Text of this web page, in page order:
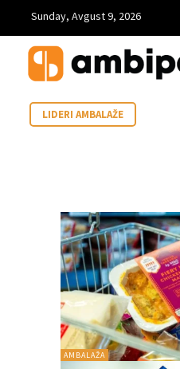
Sunday, Avgust 9, 2026
LIDERI AMBALAŽE
AMBALAŽA